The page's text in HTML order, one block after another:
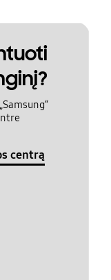
centrą